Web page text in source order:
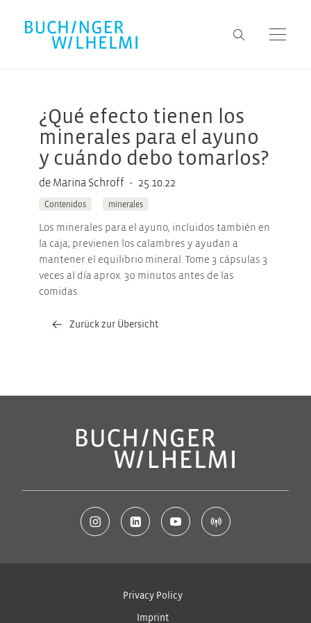
¿Qué efecto tienen los
minerales para el ayuno
y cuándo debo tomarlos?
de Marina Schroff • 25.10.22
Contenidos minerales
Los minerales para el ayuno, incluidos también en
la caja, previenen los calambres y ayudan a
mantener el equilibrio mineral. Tome 3 cápsulas 3
veces al día aprox. 30 minutos antes de las
comidas.
Zurück zur Übersicht
Privacy Policy
Imprint